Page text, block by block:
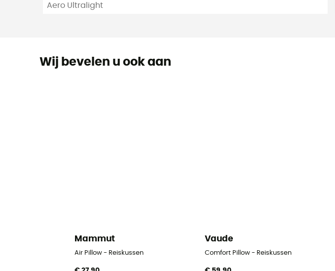
Aero Ultralight
Wij bevelen u ook aan
Mammut
Air Pillow - Reiskussen
Vaude
Comfort Pillow - Reiskussen